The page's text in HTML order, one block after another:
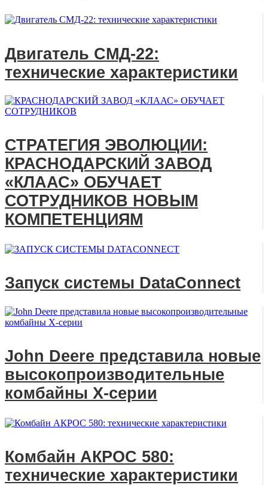
Двигатель СМД-22:
технические характеристики
СТРАТЕГИЯ ЭВОЛЮЦИИ:
КРАСНОДАРСКИЙ ЗАВОД
«КЛААС» ОБУЧАЕТ
СОТРУДНИКОВ НОВЫМ
КОМПЕТЕНЦИЯМ
Запуск системы DataConnect
John Deere представила новые
высокопроизводительные
комбайны X-серии
Комбайн АКРОС 580:
технические характеристики